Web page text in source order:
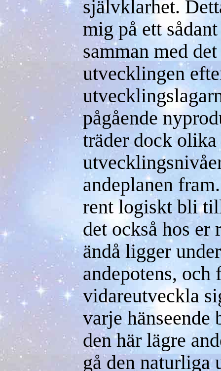
självklarhet.
mig på ett
samman med
utvecklingen
pågående
träder dock olika
andeplanen
rent logiskt bli
det också hos er
ändå ligger
andepotens,
vidareutveckla
varje hänseende
den här lägre
gå den naturliga